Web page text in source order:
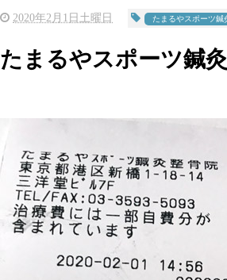
2020年2月1日土曜日 たまるやスポーツ鍼
たまるやスポーツ鍼